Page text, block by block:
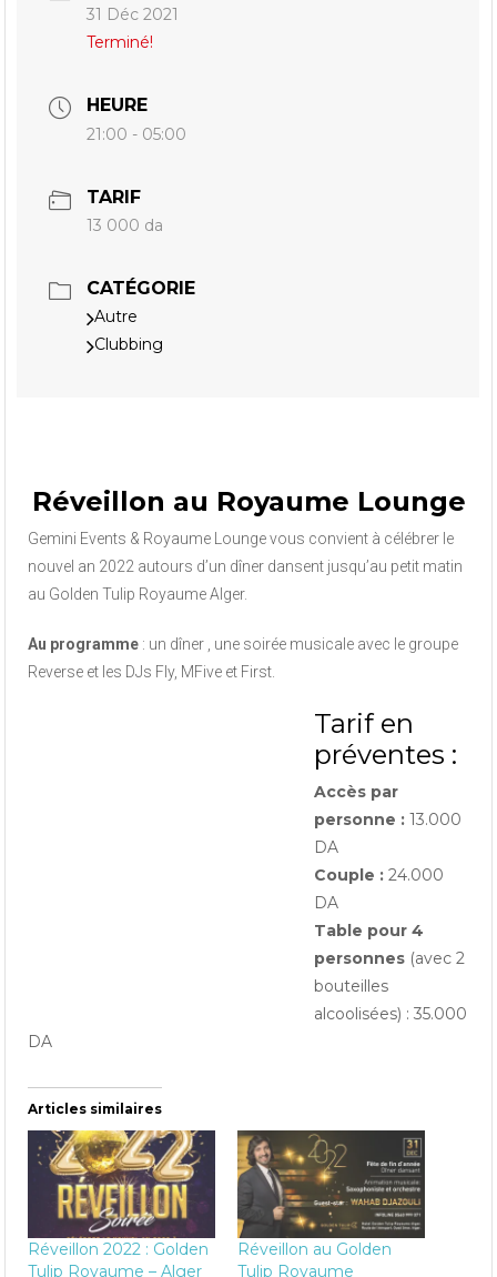
31 Déc 2021
Terminé!
HEURE
21:00 - 05:00
TARIF
13 000 da
CATÉGORIE
Autre
Clubbing
Réveillon au Royaume Lounge
Gemini Events & Royaume Lounge vous convient à célébrer le
nouvel an 2022 autours d’un dîner dansent jusqu’au petit matin
au Golden Tulip Royaume Alger.
Au programme : un dîner , une soirée musicale avec le groupe
Reverse et les DJs Fly, MFive et First.
Tarif en
préventes :
Accès par
personne : 13.000
DA
Couple : 24.000
DA
Table pour 4
personnes (avec 2
bouteilles
alcoolisées) : 35.000
DA
Articles similaires
Réveillon 2022 : Golden
Tulip Royaume – Alger
Réveillon au Golden
Tulip Royaume